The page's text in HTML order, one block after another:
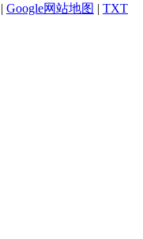
| Google网站地图 | TXT